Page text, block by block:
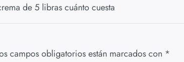
de 5 libras cuánto cuesta
campos obligatorios están marcados con *